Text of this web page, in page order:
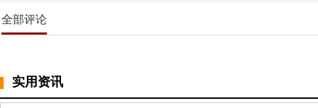
全部评论
实用资讯